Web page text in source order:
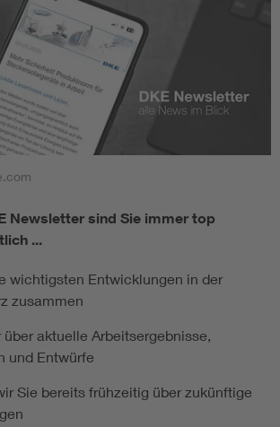
Newsletter sind Sie immer top
...
wichtigsten Entwicklungen in der
zusammen
aktuelle Arbeitsergebnisse,
und Entwürfe
Sie bereits frühzeitig über zukünftige